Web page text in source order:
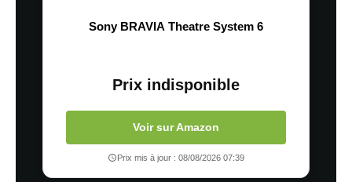
Sony BRAVIA Theatre System 6
Prix indisponible
Voir sur Amazon
Prix mis à jour : 08/08/2026 07:39